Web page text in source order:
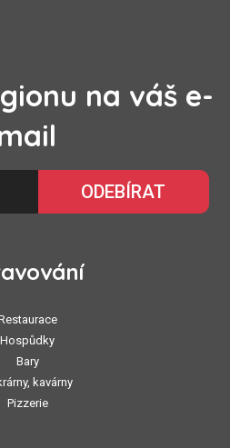
na váš e-
ODEBÍRAT
Hospůdky
Bary
kavárny
Pizzerie